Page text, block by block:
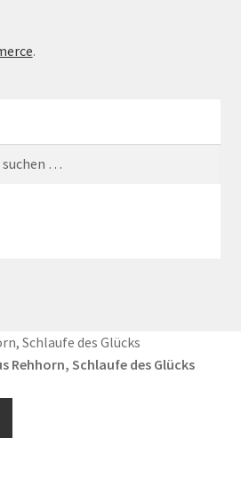
.
Rehhorn, Schlaufe des Glücks